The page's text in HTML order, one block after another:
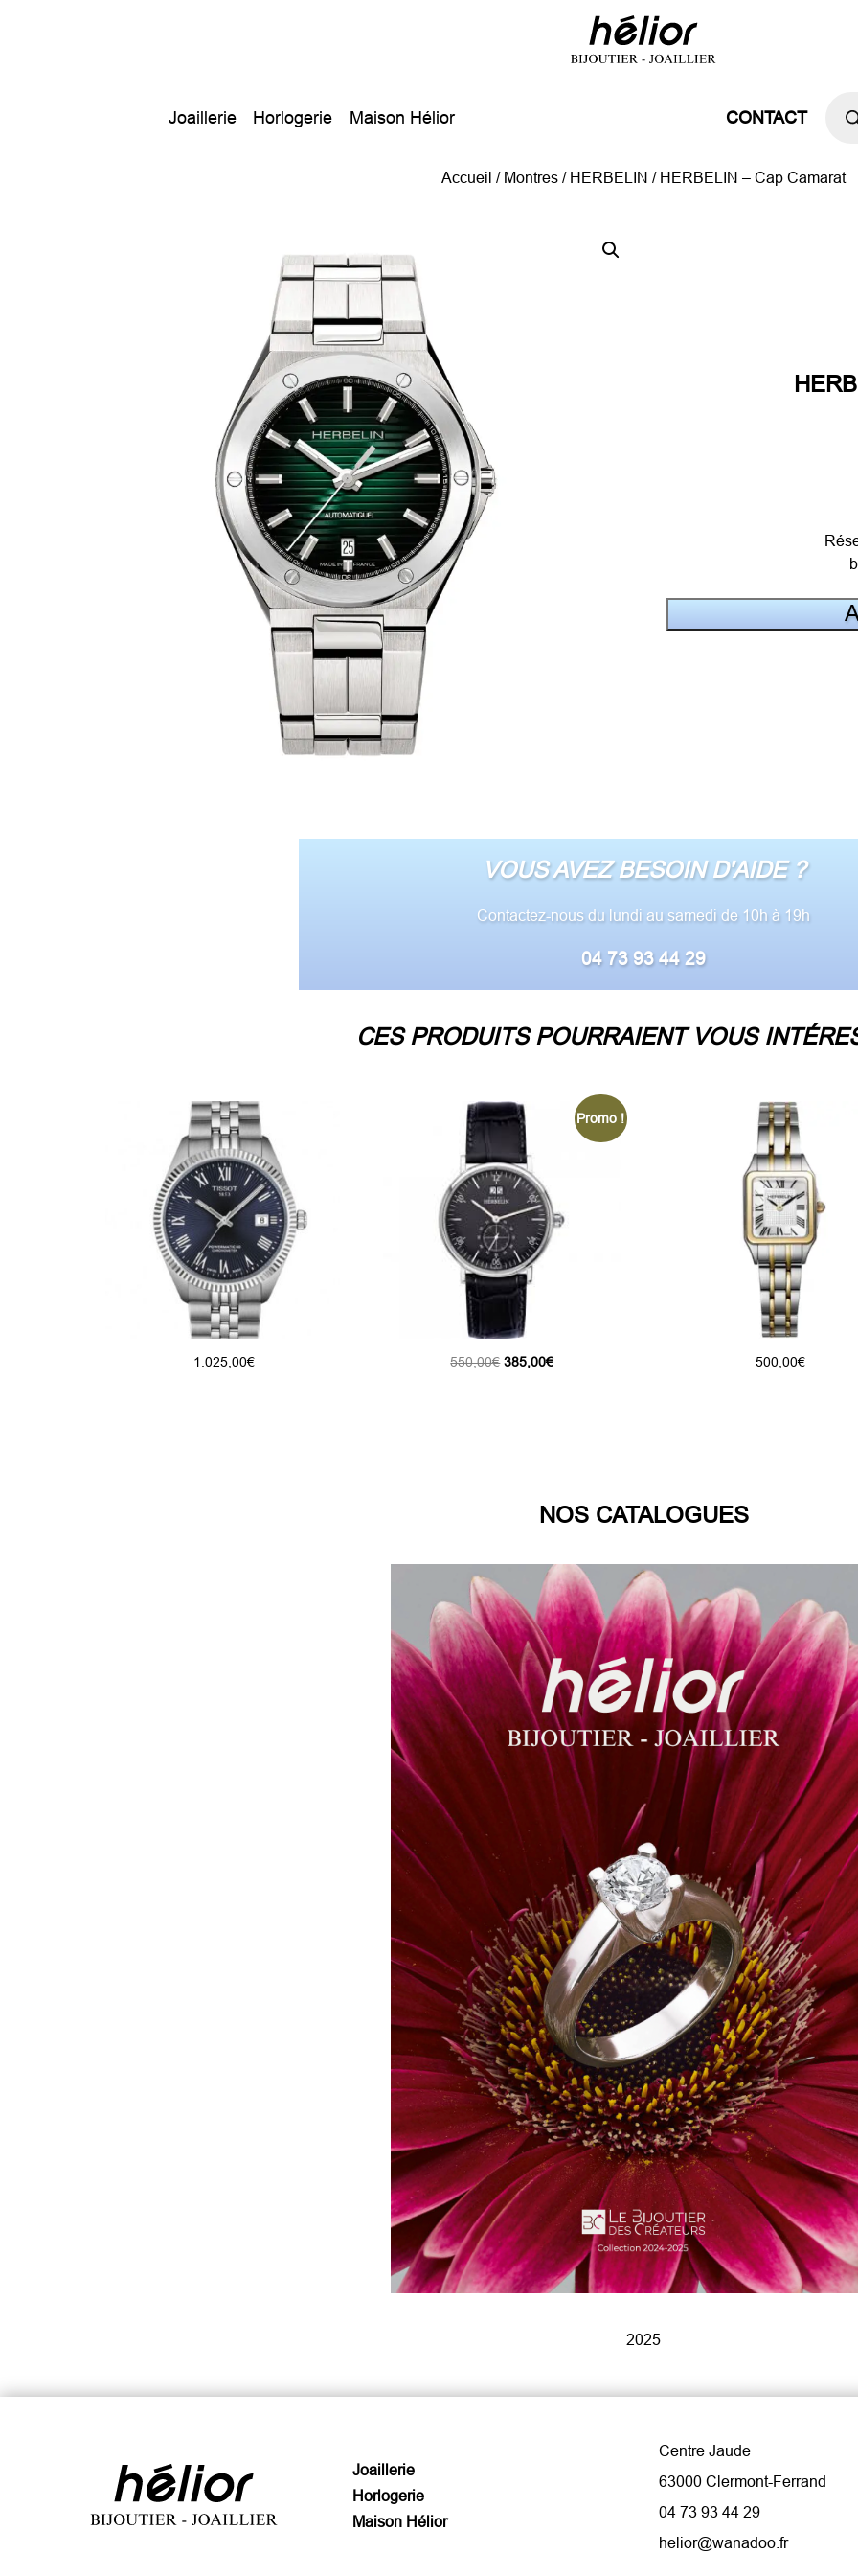
Joaillerie Horlogerie Maison Hélior CONTACT
Accueil / Montres / HERBELIN / HERBELIN – Cap Camarat
VOUS AVEZ BESOIN D'AIDE ?
Contactez-nous du lundi au samedi de 10h à 19h
04 73 93 44 29
CES PRODUITS POURRAIENT VOUS
1.025,00€
Promo !
550,00€ Le
385,00€Le
500,00€
NOS CATALOGUES
2025
Joaillerie
Horlogerie
Maison Hélior
Centre Jaude
63000 Clermont-Ferrand
04 73 93 44 29
helior@wanadoo.fr